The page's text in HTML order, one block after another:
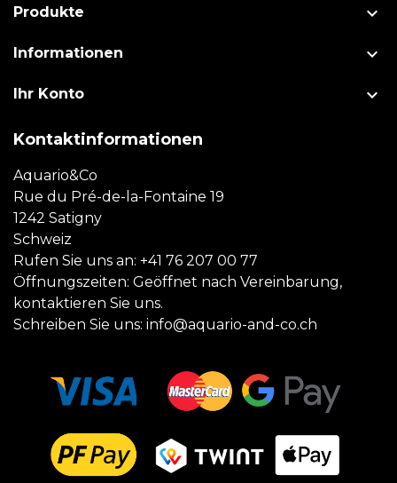
Produkte 
Informationen 
Ihr Konto 
Kontaktinformationen
Aquario&Co
Rue du Pré-de-la-Fontaine 19
1242 Satigny
Schweiz
Rufen Sie uns an: +41 76 207 00 77
Öffnungszeiten: Geöffnet nach Vereinbarung,
kontaktieren Sie uns.
Schreiben Sie uns: info@aquario-and-co.ch